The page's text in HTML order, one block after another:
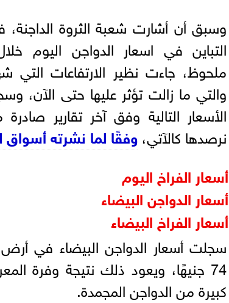
وسبق أن أشارت شعبة الثروة الداجنة،
التباين في اسعار الدواجن اليوم
ملحوظ، جاءت نظير الارتفاعات التي
والتي ما زالت تؤثر عليها حتى الآن،
الأسعار التالية وفق آخر تقارير
نرصدها كالآتي،وفقًا لما نشرته
أسعار الفراخ اليوم
أسعار الدواجن البيضاء
أسعار الفراخ البيضاء
سجلت أسعار الدواجن البيضاء في أرض
74 جنيهًا، ويعود ذلك نتيجة وفرة
كبيرة من الدواجن المجمدة.